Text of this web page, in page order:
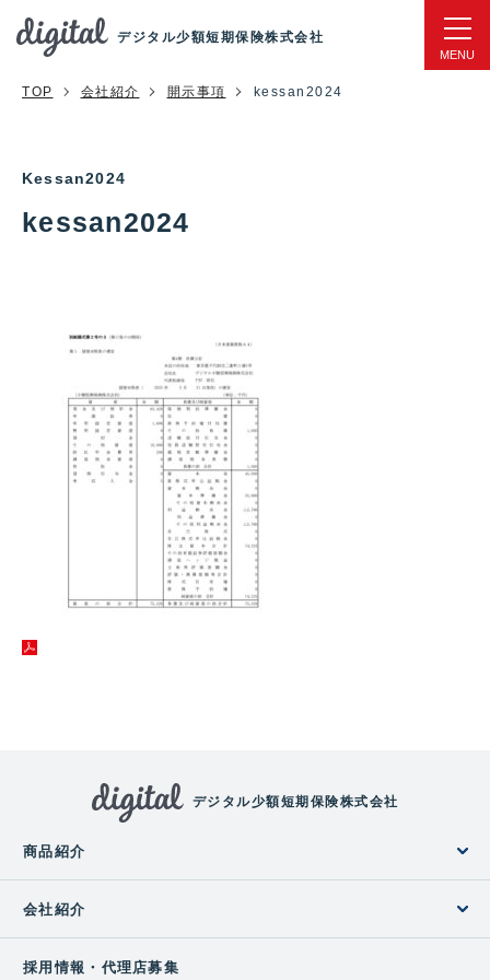
デジタル少額短期保険株式会社
TOP 会社紹介 開示事項 kessan2024
kessan2024
デジタル少額短期保険株式会社
商品紹介
会社紹介
採用情報・代理店募集